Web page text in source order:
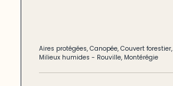
Aires protégées,Canopée,Couvert forestier,
Milieux humides - Rouville, Montérégie